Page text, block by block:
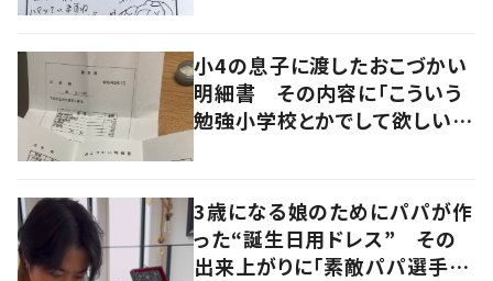
小4の息子に渡したおこづかい
明細書 その内容に「こういう
勉強小学校とかでして欲しい」
3歳になる娘のためにパパが作
った“誕生日用ドレス” その
出来上がりに「素敵パパ選手権